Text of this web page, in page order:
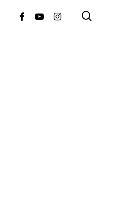
FacebookYoutubeInstagram